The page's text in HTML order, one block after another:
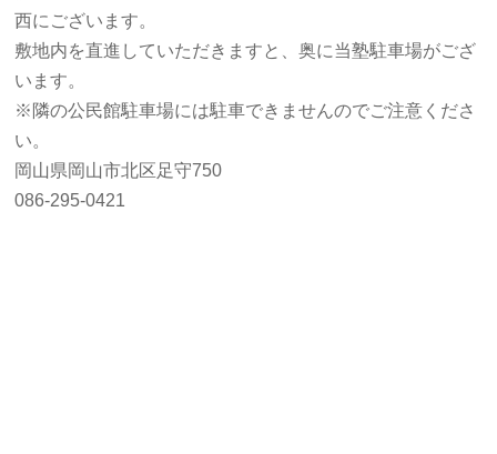
西にございます。
敷地内を直進していただきますと、奥に当塾駐車場がござ
います。
※隣の公民館駐車場には駐車できませんのでご注意くださ
い。
岡山県岡山市北区足守750
086-295-0421